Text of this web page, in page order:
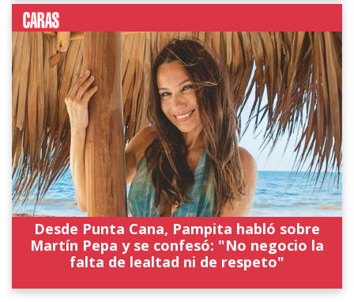
Desde Punta Cana, Pampita habló sobre
Martín Pepa y se confesó: "No negocio la
falta de lealtad ni de respeto"